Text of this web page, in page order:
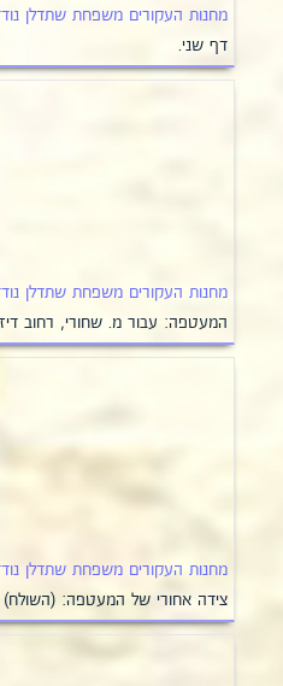
מחנות העקורים משפחת שתדלן
דף שני.
מחנות העקורים משפחת שתדלן
המעטפה: עבור מ. שחורי, רחוב דיזנגוף
מחנות העקורים משפחת שתדלן
צידה אחורי של המעטפה: (השולח)